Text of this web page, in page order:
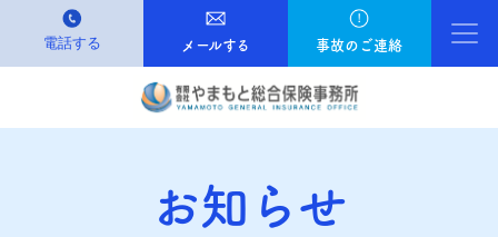
電話する メールする 事故のご連絡
お知らせ